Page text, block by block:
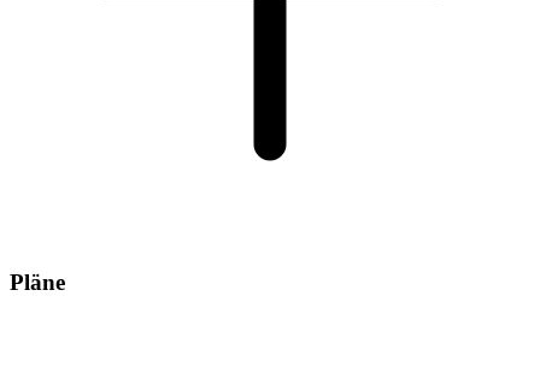
Pläne